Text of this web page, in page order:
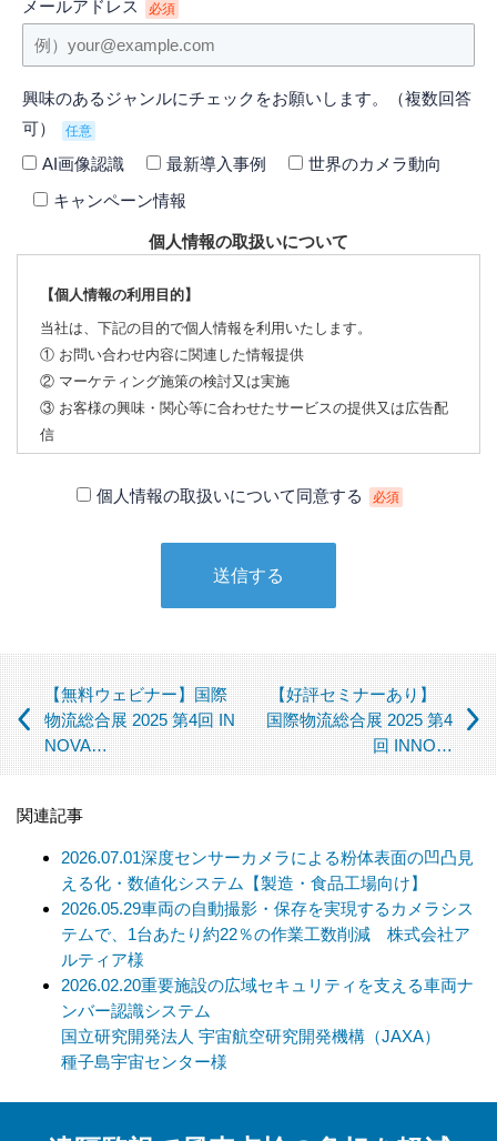
メールアドレス 必須
興味のあるジャンルにチェックをお願いします。（複数回答
可）
任意
AI画像認識 最新導入事例
世界のカメラ動向
キャンペーン情報
個人情報の取扱いについて
【個人情報の利用目的】
当社は、下記の目的で個人情報を利用いたします。
① お問い合わせ内容に関連した情報提供
② マーケティング施策の検討又は実施
③ お客様の興味・関心等に合わせたサービスの提供又は広告配
信
当社は、下記の場合を除いて個人情報を第三者に提供すること
（この場合においても、適切な社内手続を経て行います）
【個人情報の取扱いを委託する場合について】
当社は、利用目的の達成に必要な範囲内において個人情報の取
扱いを第三者に委託する場合があります。この場合、法令及び
す。委託先に対しては個人情報の適切な取扱いを監督指導しま
す。
【個人情報の開示等の請求について】
当社は、開示対象個人情報の「利用目的の通知」「開示」「訂
正、追加、削除」「利用又は提供の拒否」の請求に応じており
ます。
上記事項を請求される場合は、当社「個人情報窓口」までお知
らせください。
提供頂けない個人情報の種類によっては、【個人情報の利用目
個人情報の取扱いについて同意する 必須
【無料ウェビナー】国際
物流総合展 2025 第4回 IN
NOVA…
【好評セミナーあり】
国際物流総合展 2025 第4
回 INNO…
関連記事
2026.07.01深度センサーカメラによる粉体表面の凹凸見
える化・数値化システム【製造・食品工場向け】
2026.05.29車両の自動撮影・保存を実現するカメラシス
テムで、1台あたり約22％の作業工数削減 株式会社ア
ルティア様
2026.02.20重要施設の広域セキュリティを支える車両ナ
ンバー認識システム
国立研究開発法人 宇宙航空研究開発機構（JAXA）
種子島宇宙センター様